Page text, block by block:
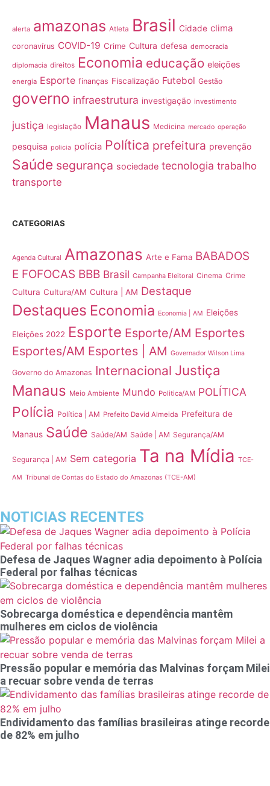
alerta amazonas Atleta Brasil Cidade clima
coronavírus COVID-19 Crime Cultura defesa democracia
diplomacia direitos Economia educação eleições
energia Esporte finanças Fiscalização Futebol Gestão
governo infraestrutura investigação investimento
justiça legislação Manaus Medicina mercado operação
pesquisa policia polícia Política prefeitura prevenção
Saúde segurança sociedade tecnologia trabalho
transporte
CATEGORIAS
Agenda Cultural Amazonas Arte e Fama BABADOS
E FOFOCAS BBB Brasil Campanha Eleitoral Cinema Crime
Cultura Cultura/AM Cultura | AM Destaque
Destaques Economia Economia | AM Eleições
Eleições 2022 Esporte Esporte/AM Esportes
Esportes/AM Esportes | AM Governador Wilson Lima
Governo do Amazonas Internacional Justiça
Manaus Meio Ambiente Mundo Politica/AM POLÍTICA
Polícia Política | AM Prefeito David Almeida Prefeitura de
Manaus Saúde Saúde/AM Saúde | AM Segurança/AM
Segurança | AM Sem categoria Ta na Mídia TCE-
AM Tribunal de Contas do Estado do Amazonas (TCE-AM)
NOTICIAS RECENTES
Defesa de Jaques Wagner adia depoimento à Polícia
Federal por falhas técnicas
Sobrecarga doméstica e dependência mantêm
mulheres em ciclos de violência
Pressão popular e memória das Malvinas forçam Milei
a recuar sobre venda de terras
Endividamento das famílias brasileiras atinge recorde
de 82% em julho